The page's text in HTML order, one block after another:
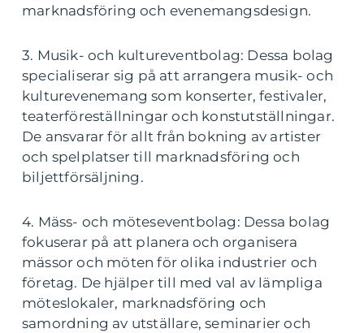
marknadsföring och evenemangsdesign.
3. Musik- och kultureventbolag: Dessa bolag
specialiserar sig på att arrangera musik- och
kulturevenemang som konserter, festivaler,
teaterföreställningar och konstutställningar.
De ansvarar för allt från bokning av artister
och spelplatser till marknadsföring och
biljettförsäljning.
4. Mäss- och möteseventbolag: Dessa bolag
fokuserar på att planera och organisera
mässor och möten för olika industrier och
företag. De hjälper till med val av lämpliga
möteslokaler, marknadsföring och
samordning av utställare, seminarier och